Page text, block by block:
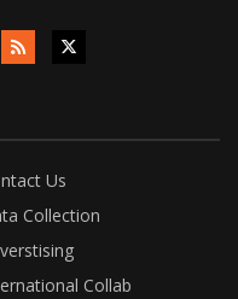
Us
Collection
Collab